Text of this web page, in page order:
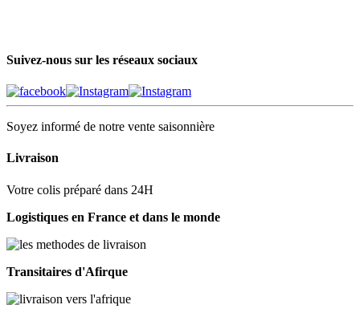
Suivez-nous sur les réseaux sociaux
Soyez informé de notre vente saisonnière
Livraison
Votre colis préparé dans 24H
Logistiques en France et dans le monde
Transitaires d'Afirque